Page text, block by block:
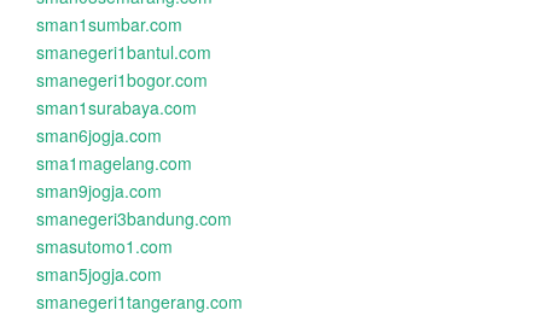
sman1sumbar.com
smanegeri1bantul.com
smanegeri1bogor.com
sman1surabaya.com
sman6jogja.com
sma1magelang.com
sman9jogja.com
smanegeri3bandung.com
smasutomo1.com
sman5jogja.com
smanegeri1tangerang.com